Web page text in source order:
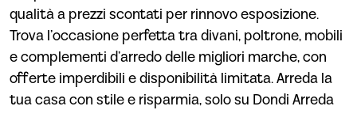
qualità a prezzi scontati per rinnovo esposizione.
Trova l’occasione perfetta tra divani, poltrone, mobili
e complementi d’arredo delle migliori marche, con
offerte imperdibili e disponibilità limitata. Arreda la
tua casa con stile e risparmia, solo su Dondi Arreda